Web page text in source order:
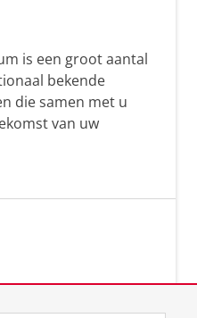
is een groot aantal
bekende
die samen met u
van uw